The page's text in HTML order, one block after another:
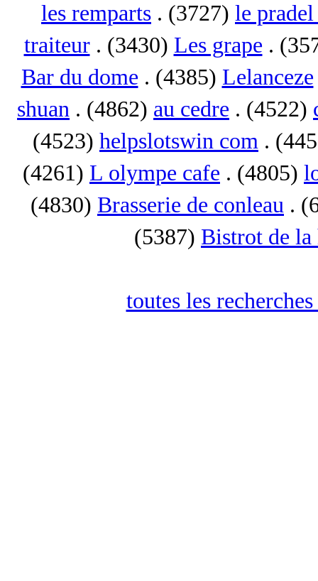
les remparts . (3727) le
traiteur. (3430) Les grape .
Bar du dome . (4385) Lelanceze
shuan . (4862) au cedre . (4522)
(4523) helpslotswin com .
(4261) L olympe cafe . (4805)
(4830) Brasserie de conleau .
(5387) Bistrot de la
toutes les